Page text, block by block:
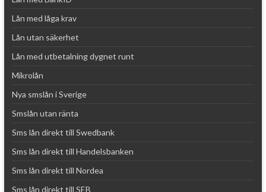
Lån med låga krav
Lån utan säkerhet
Lån med utbetalning dygnet runt
Mikrolån
Nya smslån i Sverige
Smslån utan ränta
Sms lån direkt till Swedbank
Sms lån direkt till Handelsbanken
Sms lån direkt till Nordea
Sms lån direkt till SEB